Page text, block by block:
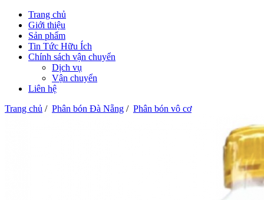
Trang chủ
Giới thiệu
Sản phẩm
Tin Tức Hữu Ích
Chính sách vận chuyển
Dịch vụ
Vận chuyển
Liên hệ
Trang chủ / Phân bón Đà Nẵng / Phân bón vô cơ